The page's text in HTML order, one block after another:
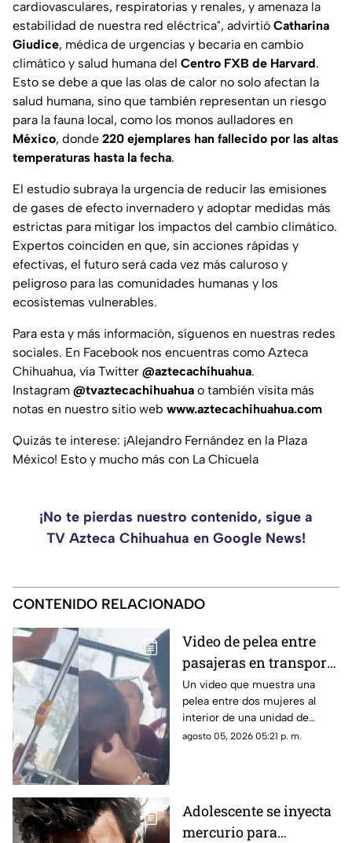
cardiovasculares, respiratorias y renales, y amenaza la
estabilidad de nuestra red eléctrica", advirtió Catharina
Giudice, médica de urgencias y becaria en cambio
climático y salud humana del Centro FXB de Harvard.
Esto se debe a que las olas de calor no solo afectan la
salud humana, sino que también representan un riesgo
para la fauna local, como los monos aulladores en
México, donde 220 ejemplares han fallecido por las altas
temperaturas hasta la fecha.
El estudio subraya la urgencia de reducir las emisiones
de gases de efecto invernadero y adoptar medidas más
estrictas para mitigar los impactos del cambio climático.
Expertos coinciden en que, sin acciones rápidas y
efectivas, el futuro será cada vez más caluroso y
peligroso para las comunidades humanas y los
ecosistemas vulnerables.
Para esta y más información, síguenos en nuestras redes
sociales. En Facebook nos encuentras como Azteca
Chihuahua, vía Twitter @aztecachihuahua.
Instagram @tvaztecachihuahua o también visita más
notas en nuestro sitio web www.aztecachihuahua.com
Quizás te interese: ¡Alejandro Fernández en la Plaza
México! Esto y mucho más con La Chicuela
¡No te pierdas nuestro contenido, sigue a
TV Azteca Chihuahua en Google News!
CONTENIDO RELACIONADO
Video de pelea entre
pasajeras en transporte
público se vuelve viral
en redes sociales
Un video que muestra una
pelea entre dos mujeres al
interior de una unidad de
transporte público comenzó a
agosto 05, 2026 05:21 p. m.
Adolescente se inyecta
mercurio para